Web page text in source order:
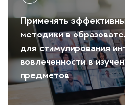
Применять
методики в
для стимулирования
овлеченности в
предмето